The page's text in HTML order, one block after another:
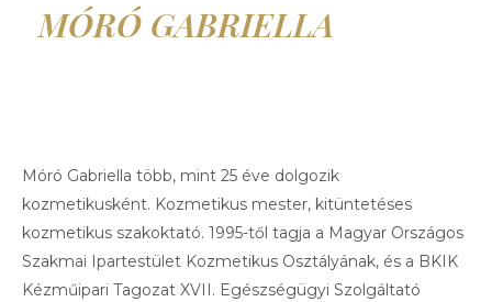
MÓRÓ GABRIELLA
Móró Gabriella több, mint 25 éve dolgozik
kozmetikusként. Kozmetikus mester, kitüntetéses
kozmetikus szakoktató. 1995-től tagja a Magyar Országos
Szakmai Ipartestület Kozmetikus Osztályának, és a BKIK
Kézműipari Tagozat XVII. Egészségügyi Szolgáltató